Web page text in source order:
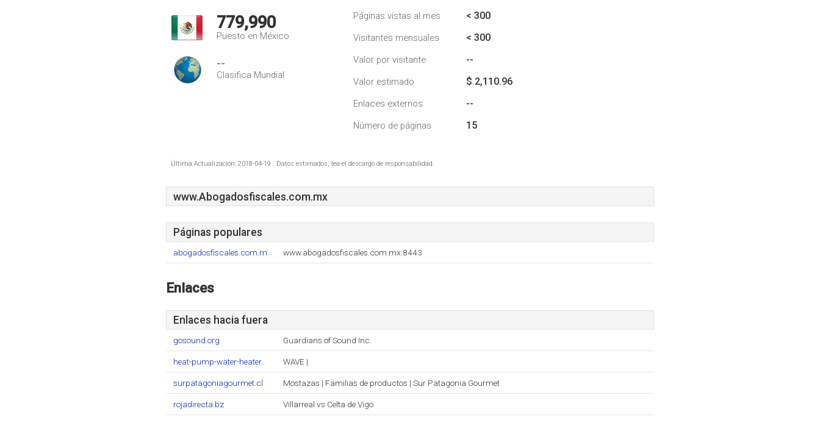
779,990
Puesto en México
--
Clasifica Mundial
Páginas vistas al mes < 300
Visitantes mensuales < 300
Valor por visitante --
Valor estimado $ 2,110.96
Enlaces externos --
Número de páginas 15
Última Actualización: 2018-04-19 . Datos estimados, lea el descargo de responsabilidad.
www.Abogadosfiscales.com.mx
Páginas populares
abogadosfiscales.com.m.. www.abogadosfiscales.com.mx:8443
Enlaces
Enlaces hacia fuera
gosound.org Guardians of Sound Inc.
heat-pump-water-heater.. WAVE |
surpatagoniagourmet.cl Mostazas | Familias de productos | Sur Patagonia Gourmet
rojadirecta.bz Villarreal vs Celta de Vigo